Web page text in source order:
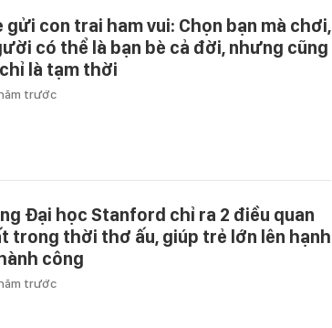
gửi con trai ham vui: Chọn bạn mà chơi,
có thể là bạn bè cả đời, nhưng cũng
là tạm thời
trước
Đại học Stanford chỉ ra 2 điều quan
trong thời thơ ấu, giúp trẻ lớn lên hạnh
công
trước